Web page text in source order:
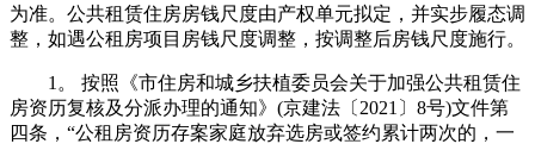
为准。公共租赁住房房钱尺度由产权单元拟定，并实步履态调
整，如遇公租房项目房钱尺度调整，按调整后房钱尺度施行。
1。 按照《市住房和城乡扶植委员会关于加强公共租赁住
房资历复核及分派办理的通知》(京建法〔2021〕8号)文件第
四条，“公租房资历存案家庭放弃选房或签约累计两次的，一